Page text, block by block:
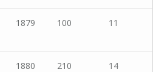
1879 100 11
1880 210 14